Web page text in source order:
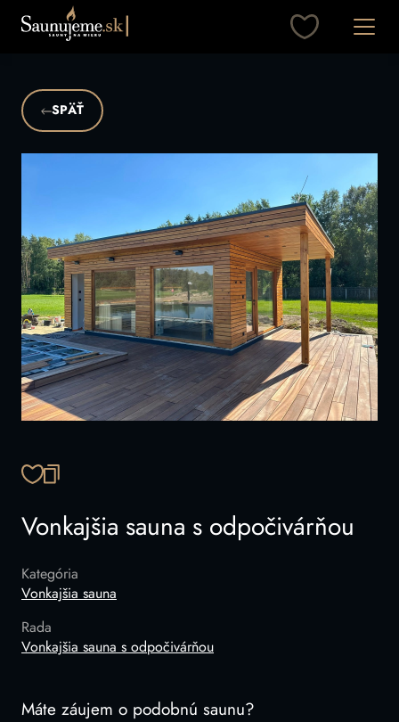
SPÄŤ
SKOPÍROVAŤ ODKAZ
Vonkajšia sauna s odpočivárňou
Kategória
Vonkajšia sauna
Rada
Vonkajšia sauna s odpočivárňou
Máte záujem o podobnú saunu?